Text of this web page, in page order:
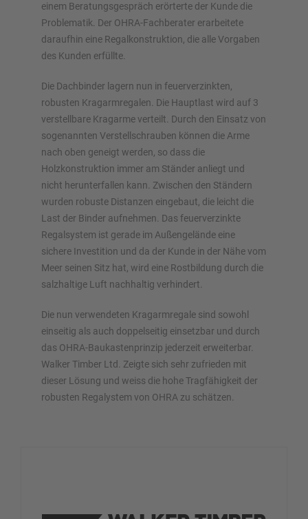
einem Beratungsgespräch erörterte der Kunde die
Problematik. Der OHRA-Fachberater erarbeitete
daraufhin eine Regalkonstruktion, die alle Vorgaben
des Kunden erfüllte.
Die Dachbinder lagern nun in feuerverzinkten,
robusten Kragarmregalen. Die Hauptlast wird auf 3
verstellbare Kragarme verteilt. Durch den Einsatz von
sogenannten Verstellschrauben können die Arme
nach oben geneigt werden, so dass die
Holzkonstruktion immer am Ständer anliegt und
nicht herunterfallen kann. Zwischen den Ständern
wurden robuste Distanzen eingebaut, die leicht die
Last der Binder aufnehmen. Das feuerverzinkte
Regalsystem ist gerade im Außengelände eine
sichere Investition und da der Kunde in der Nähe vom
Meer seinen Sitz hat, wird eine Rostbildung durch die
salzhaltige Luft nachhaltig verhindert.
Die nun verwendeten Kragarmregale sind sowohl
einseitig als auch doppelseitig einsetzbar und durch
das OHRA-Baukastenprinzip jederzeit erweiterbar.
Walker Timber Ltd. Zeigte sich sehr zufrieden mit
dieser Lösung und weiss die hohe Tragfähigkeit der
robusten Regalystem von OHRA zu schätzen.